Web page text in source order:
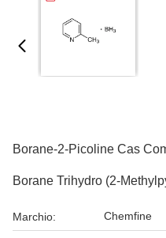
Borane-2-Picoline Cas
Borane Trihydro (2-
Marchio: Chemfine